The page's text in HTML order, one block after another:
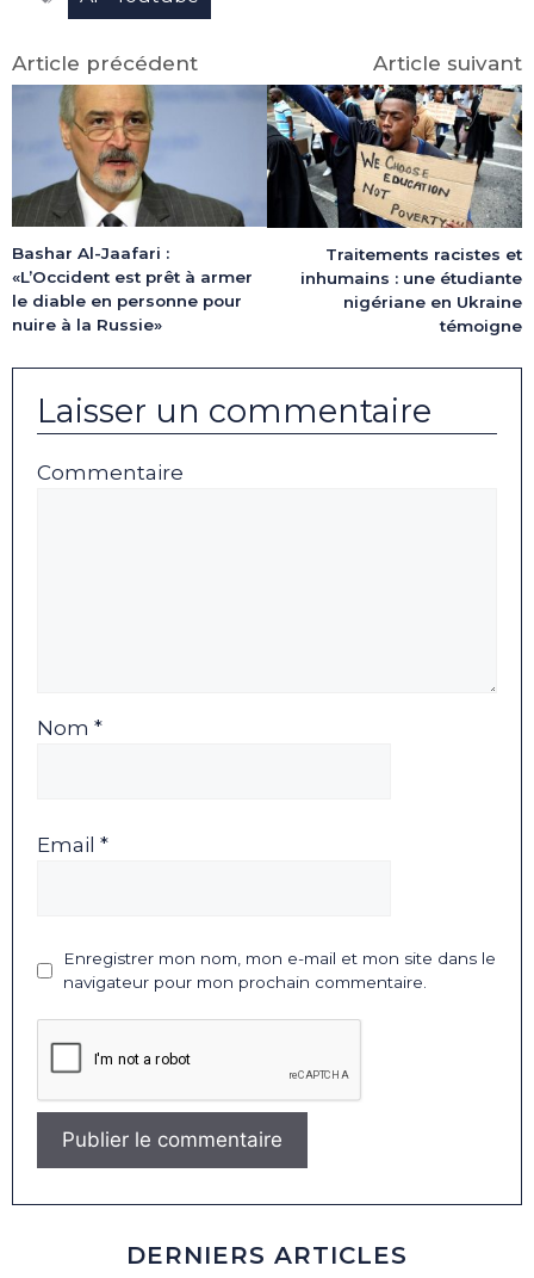
Article précédent
Bashar Al-Jaafari :
«L’Occident est prêt à armer
le diable en personne pour
nuire à la Russie»
Article suivant
Traitements racistes et
inhumains : une étudiante
nigériane en Ukraine
témoigne
Laisser un commentaire
Commentaire
Nom *
Email *
Enregistrer mon nom, mon e-mail et mon site dans le
navigateur pour mon prochain commentaire.
DERNIERS ARTICLES